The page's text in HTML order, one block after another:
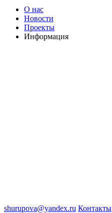
О нас
Новости
Проекты
Информация
shurupova@yandex.ru Контакты